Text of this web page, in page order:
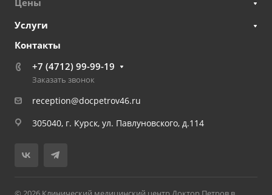
Цены
Услуги
Контакты
+7 (4712) 99-99-19
Заказать звонок
reception@docpetrov46.ru
305040, г. Курск, ул. Павлуновского, д.114